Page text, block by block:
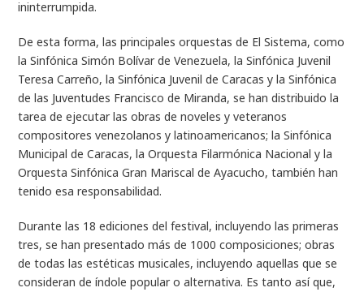
ininterrumpida.
De esta forma, las principales orquestas de El Sistema, como
la Sinfónica Simón Bolívar de Venezuela, la Sinfónica Juvenil
Teresa Carreño, la Sinfónica Juvenil de Caracas y la Sinfónica
de las Juventudes Francisco de Miranda, se han distribuido la
tarea de ejecutar las obras de noveles y veteranos
compositores venezolanos y latinoamericanos; la Sinfónica
Municipal de Caracas, la Orquesta Filarmónica Nacional y la
Orquesta Sinfónica Gran Mariscal de Ayacucho, también han
tenido esa responsabilidad.
Durante las 18 ediciones del festival, incluyendo las primeras
tres, se han presentado más de 1000 composiciones; obras
de todas las estéticas musicales, incluyendo aquellas que se
consideran de índole popular o alternativa. Es tanto así que,